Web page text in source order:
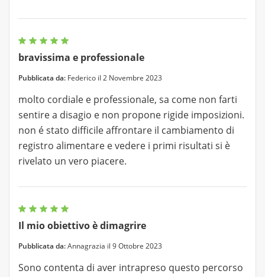
bravissima e professionale
Pubblicata da: Federico il 2 Novembre 2023
molto cordiale e professionale, sa come non farti
sentire a disagio e non propone rigide imposizioni.
non é stato difficile affrontare il cambiamento di
registro alimentare e vedere i primi risultati si è
rivelato un vero piacere.
Il mio obiettivo è dimagrire
Pubblicata da:Annagrazia il 9 Ottobre 2023
Sono contenta di aver intrapreso questo percorso